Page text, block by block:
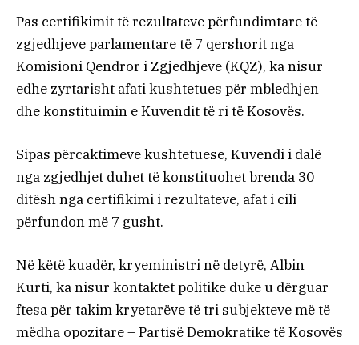
Pas certifikimit të rezultateve përfundimtare të
zgjedhjeve parlamentare të 7 qershorit nga
Komisioni Qendror i Zgjedhjeve (KQZ), ka nisur
edhe zyrtarisht afati kushtetues për mbledhjen
dhe konstituimin e Kuvendit të ri të Kosovës.
Sipas përcaktimeve kushtetuese, Kuvendi i dalë
nga zgjedhjet duhet të konstituohet brenda 30
ditësh nga certifikimi i rezultateve, afat i cili
përfundon më 7 gusht.
Në këtë kuadër, kryeministri në detyrë, Albin
Kurti, ka nisur kontaktet politike duke u dërguar
ftesa për takim kryetarëve të tri subjekteve më të
mëdha opozitare – Partisë Demokratike të Kosovës